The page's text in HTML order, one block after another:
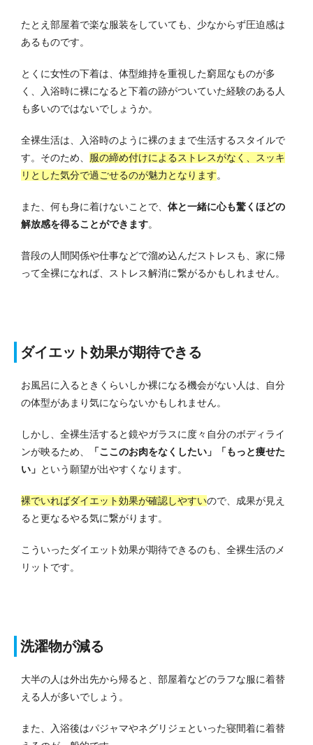
たとえ部屋着で楽な服装をしていても、少なからず圧迫感は
あるものです。
とくに女性の下着は、体型維持を重視した窮屈なものが多
く、入浴時に裸になると下着の跡がついていた経験のある人
も多いのではないでしょうか。
全裸生活は、入浴時のように裸のままで生活するスタイルで
す。 そのため、 服の締め付けによるストレスがなく、スッキ
リとした気分で過ごせるのが魅力となります。
また、何も身に着けないことで、 体と一緒に心も驚くほどの
解放感を得ることができます。
普段の人間関係や仕事などで溜め込んだストレスも、家に帰
って全裸になれば、ストレス解消に繋がるかもしれません。
ダイエット効果が期待できる
お風呂に入るときくらいしか裸になる機会がない人は、自分
の体型があまり気にならないかもしれません。
しかし、全裸生活すると鏡やガラスに度々自分のボディライ
ンが映るため、
「ここのお肉をなくしたい」「もっと痩せた
い」 という願望が出やすくなります。
裸でいればダイエット効果が確認しやすいので、成果が見え
ると更なるやる気に繋がります。
こういったダイエット効果が期待できるのも、全裸生活のメ
リットです。
洗濯物が減る
大半の人は外出先から帰ると、部屋着などのラフな服に着替
える人が多いでしょう。
また、入浴後はパジャマやネグリジェといった寝間着に着替